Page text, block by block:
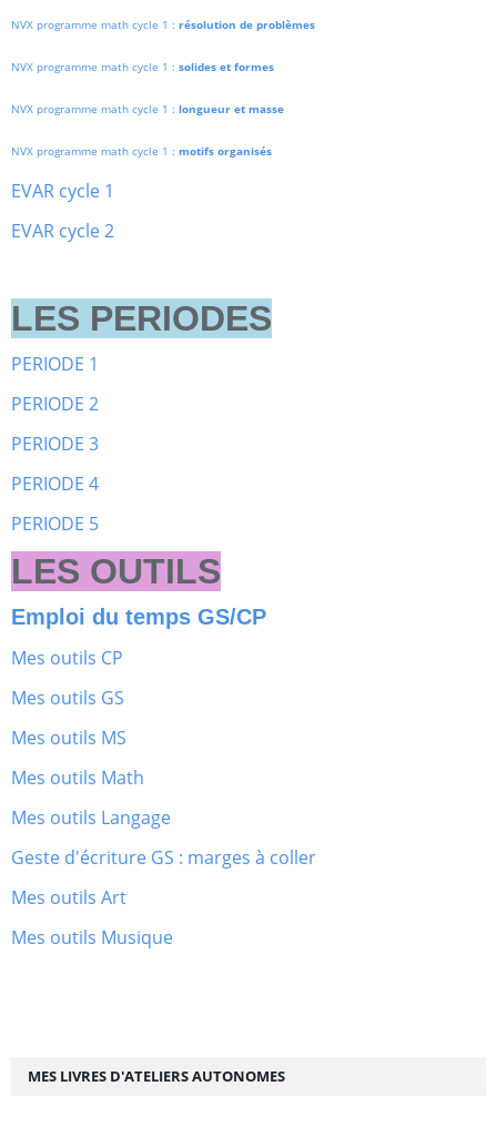
NVX programme math cycle 1 : résolution de problèmes
NVX programme math cycle 1 : solides et formes
NVX programme math cycle 1 : longueur et masse
NVX programme math cycle 1 : motifs organisés
EVAR cycle 1
EVAR cycle 2
LES PERIODES
PERIODE 1
PERIODE 2
PERIODE 3
PERIODE 4
PERIODE 5
LES OUTILS
Emploi du temps GS/CP
Mes outils CP
Mes outils GS
Mes outils MS
Mes outils Math
Mes outils Langage
Geste d'écriture GS : marges à coller
Mes outils Art
Mes outils Musique
MES LIVRES D'ATELIERS AUTONOMES